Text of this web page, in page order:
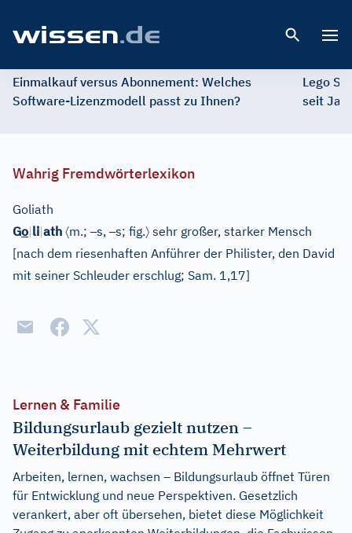
Einmalkauf versus Abonnement: Welches
Software-Lizenzmodell passt zu Ihnen?
Lego
seit
Wahrig Fremdwörterlexikon
Goliath
Go|li|ath 〈m.;–s,–s; fig.〉 sehr großer, starker Mensch
[nach dem riesenhaften Anführer der Philister, den David
mit seiner Schleuder erschlug; Sam. 1,17]
Lernen & Familie
Bildungsurlaub gezielt nutzen –
Weiterbildung mit echtem Mehrwert
Arbeiten, lernen, wachsen – Bildungsurlaub öffnet Türen
für Entwicklung und neue Perspektiven. Gesetzlich
verankert, aber oft übersehen, bietet diese Möglichkeit